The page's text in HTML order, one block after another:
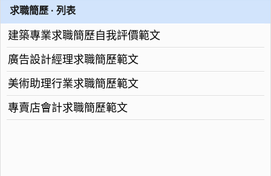
求職簡歷 · 列表
建築專業求職簡歷自我評價範文
廣告設計經理求職簡歷範文
美術助理行業求職簡歷範文
專賣店會計求職簡歷範文